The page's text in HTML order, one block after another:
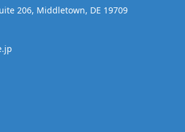
206, Middletown, DE 19709